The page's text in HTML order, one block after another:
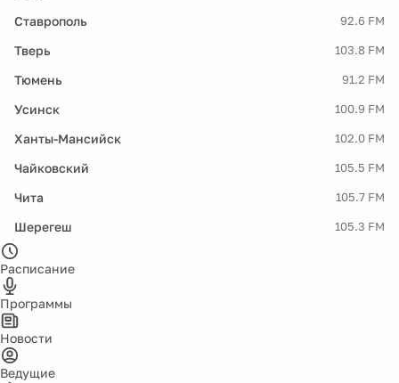
Ставрополь 92.6 FM
Тверь 103.8 FM
Тюмень 91.2 FM
Усинск 100.9 FM
Ханты-Мансийск 102.0 FM
Чайковский 105.5 FM
Чита 105.7 FM
Шерегеш 105.3 FM
Расписание
Программы
Новости
Ведущие